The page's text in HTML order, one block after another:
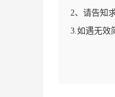
2、请告知
3.如遇无效